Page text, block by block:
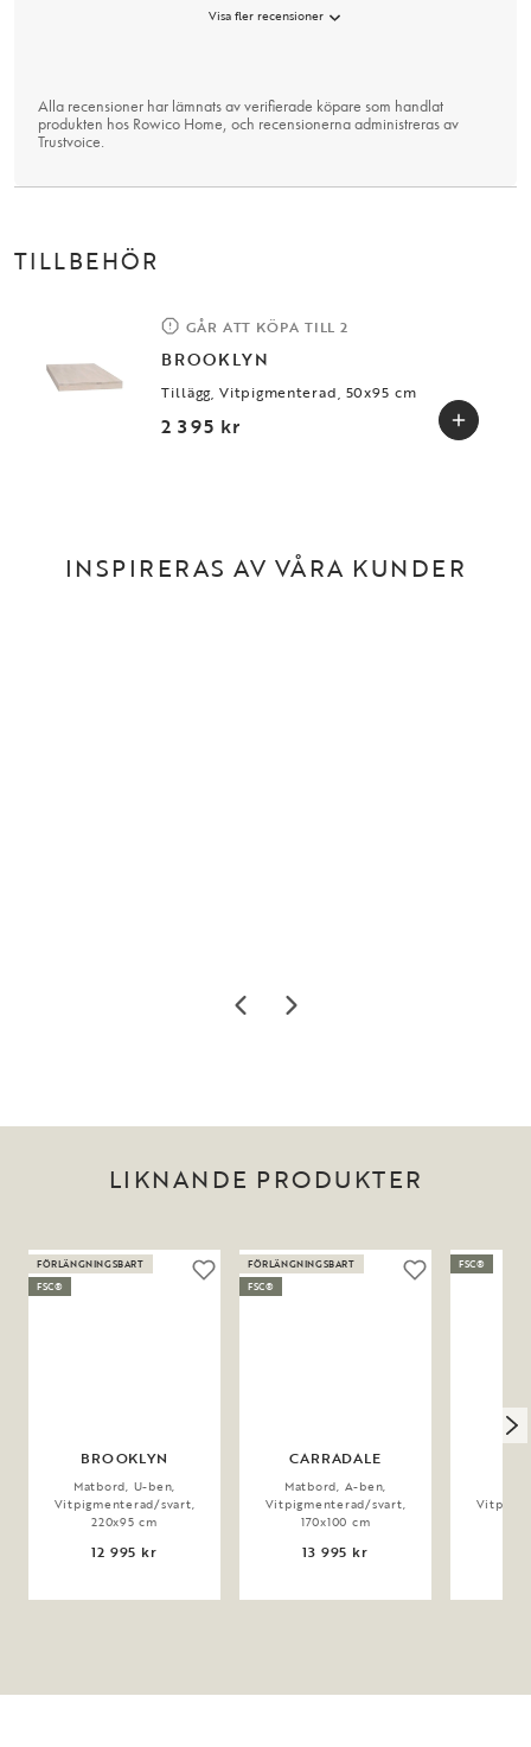
Visa fler recensioner
Alla recensioner har lämnats av verifierade köpare som handlat
produkten hos Rowico Home, och recensionerna administreras av
Trustvoice.
TILLBEHÖR
GÅR ATT KÖPA TILL 2
BROOKLYN
Tillägg, Vitpigmenterad, 50x95 cm
2 395 kr
INSPIRERAS AV VÅRA KUNDER
LIKNANDE PRODUKTER
BROOKLYN
Matbord, U-ben,
Vitpigmenterad/svart,
220x95 cm
12 995 kr
FÖRLÄNGNINGSBART
FSC®
CARRADALE
Matbord, A-ben,
Vitpigmenterad/svart,
170x100 cm
13 995 kr
FÖRLÄNGNINGSBART
FSC®
FSC®